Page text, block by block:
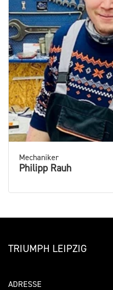
Mechaniker
Philipp Rauh
TRIUMPH LEIPZIG
ADRESSE